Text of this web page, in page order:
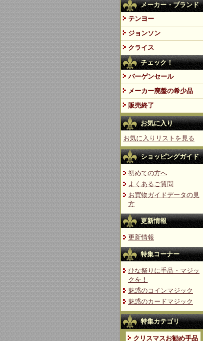
メーカー・ブランド
テンヨー
ジョンソン
クライス
チェック！
バーゲンセール
メーカー廃盤の希少品
販売終了
お気に入り
お気に入りリストを見る
ショッピングガイド
初めての方へ
よくあるご質問
お買物ガイドデータの見
方
更新情報
更新情報
特集コーナー
ひな祭りに手品・マジッ
クを！
魅惑のコインマジック
魅惑のカードマジック
特集カテゴリ
クリスマスお勧め手品